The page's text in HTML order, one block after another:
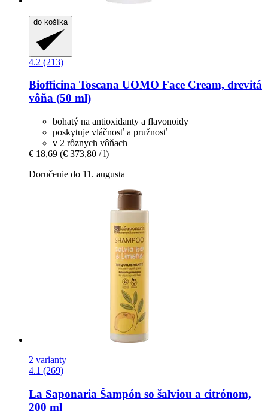
do košíka
4.2 (213)
Biofficina Toscana UOMO Face Cream, drevitá
vôňa (50 ml)
bohatý na antioxidanty a flavonoidy
poskytuje vláčnosť a pružnosť
v 2 rôznych vôňach
€ 18,69 (€ 373,80 / l)
Doručenie do 11. augusta
2 varianty
4.1 (269)
La Saponaria Šampón so šalviou a citrónom,
200 ml